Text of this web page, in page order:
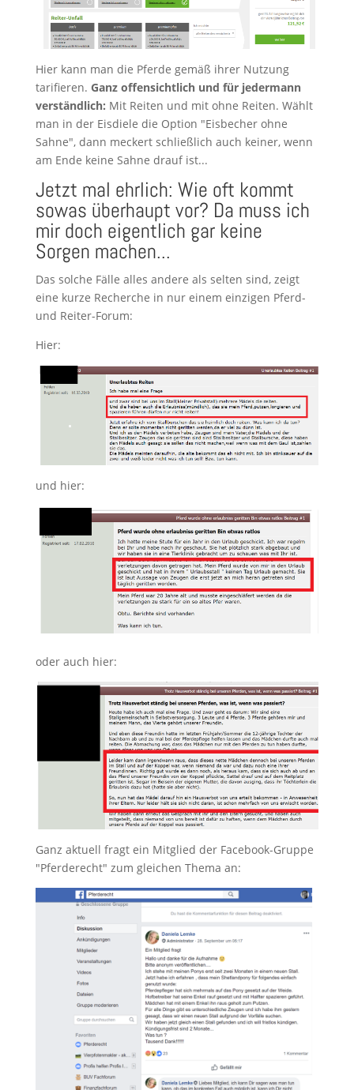
Hier kann man die Pferde gemäß ihrer Nutzung
tarifieren. Ganz offensichtlich und für jedermann
verständlich: Mit Reiten und mit ohne Reiten. Wählt
man in der Eisdiele die Option "Eisbecher ohne
Sahne", dann meckert schließlich auch keiner, wenn
am Ende keine Sahne drauf ist...
Jetzt mal ehrlich: Wie oft kommt
sowas überhaupt vor? Da muss ich
mir doch eigentlich gar keine
Sorgen machen...
Das solche Fälle alles andere als selten sind, zeigt
eine kurze Recherche in nur einem einzigen Pferd-
und Reiter-Forum:
Hier:
und hier:
oder auch hier:
Ganz aktuell fragt ein Mitglied der Facebook-Gruppe
"Pferderecht" zum gleichen Thema an: